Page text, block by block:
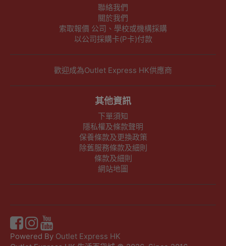
聯絡我們
關於我們
索取報價 公司、學校或機構採購
以公司採購卡(P卡)付款
歡迎成為Outlet Express HK供應商
其他資訊
下單須知
隱私權及條款聲明
保養條款及更換政策
除舊服務條款及細則
條款及細則
網站地圖
Powered By Outlet Express HK